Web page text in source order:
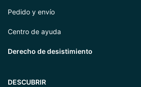
Pedido y envío
Centro de ayuda
Derecho de desistimiento
DESCUBRIR